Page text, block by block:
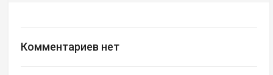
Комментариев нет